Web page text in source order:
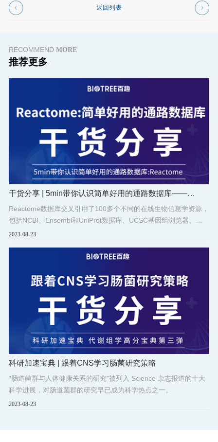
返回列表
RECOMMEND MORE
推荐更多
干货分享 | 5min带你认识简单好用的通路数据库——
Reactome数据库交叉引用了100多个不同的在线生物信息学资源，
包括NCBI、Ensembl和UniProt数据库、UCSC基因组浏览器、
ChEBI小分子数据库和PubMed文献数据库等。
2023-08-23
科研加速宝典 | 跟着CNS学习肠菌研究策略
“肠道菌群与人体健康关系的研究”被列入 Science 杂志报道的十大
科学进展，对肠道菌群的研究早已成为科学热点之一。
2023-08-23